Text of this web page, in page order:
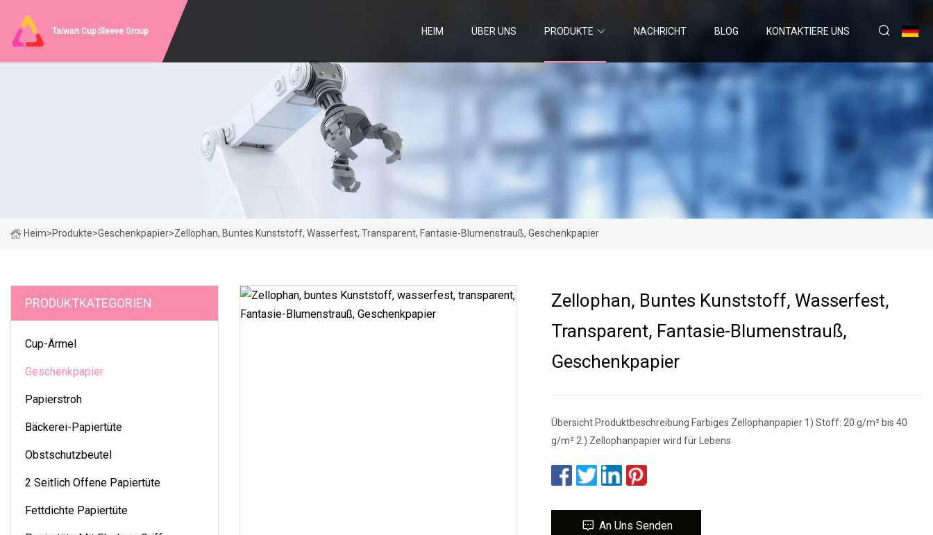
Taiwan Cup Sleeve Group HEIM ÜBER UNS PRODUKTE NACHRICHT BLOG KONTAKTIERE UNS
Heim>Produkte>Geschenkpapier>Zellophan, Buntes Kunststoff, Wasserfest, Transparent, Fantasie-Blumenstrauß, Geschenkpapier
PRODUKTKATEGORIEN
Cup-Ärmel
Geschenkpapier
Papierstroh
Bäckerei-Papiertüte
Obstschutzbeutel
2 Seitlich Offene Papiertüte
Fettdichte Papiertüte
Zellophan, Buntes Kunststoff, Wasserfest,
Transparent, Fantasie-Blumenstrauß,
Geschenkpapier
Übersicht Produktbeschreibung Farbiges Zellophanpapier 1) Stoff: 20 g/m² bis 40
g/m² 2.) Zellophanpapier wird für Lebens
An Uns Senden